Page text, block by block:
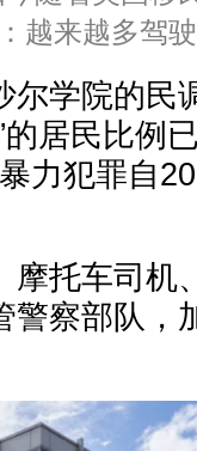
越来越多驾
尔学院的民
居民比例
力犯罪自
摩托车司机
警察部队，